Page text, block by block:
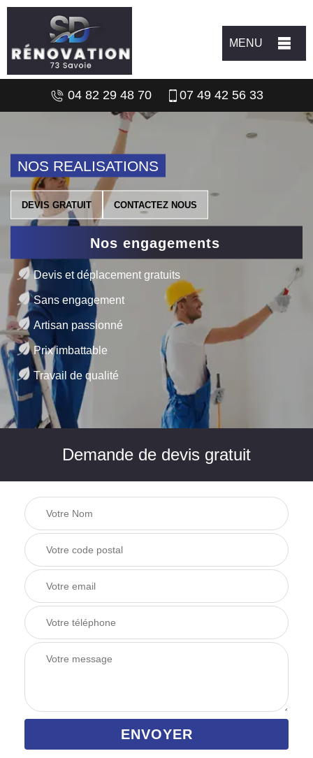
MENU
04 82 29 48 70 07 49 42 56 33
NOS REALISATIONS
DEVIS GRATUIT CONTACTEZ NOUS
Nos engagements
Devis et déplacement gratuits
Sans engagement
Artisan passionné
Prix imbattable
Travail de qualité
Demande de devis gratuit